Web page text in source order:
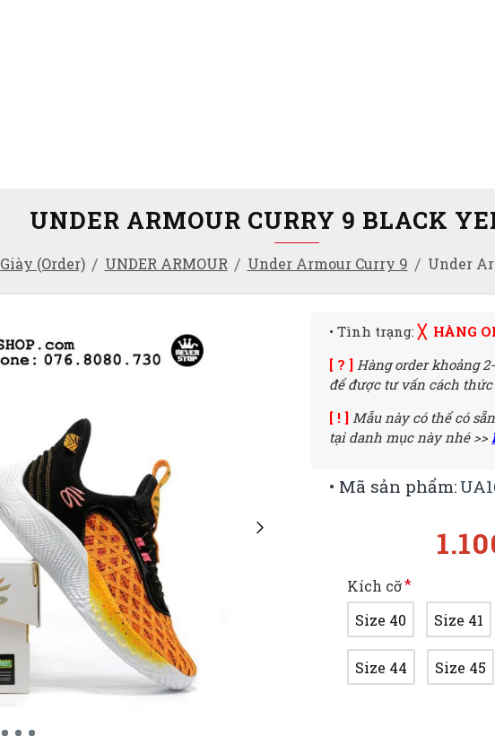
Giày (Order) UNDER ARMOUR Under Armour Curry 9 Under
UNDER ARMOUR CURRY 9 BLACK
• Mã sản phẩm:
Kích cỡ
Size 40
Size 41
Size 44 Size 45
• Tình trạng:╳ HÀNG
[ ? ] Hàng order khoảng
để được tư vấn cách
[ ! ] Mẫu này có thể có
tại danh mục này nhé >>